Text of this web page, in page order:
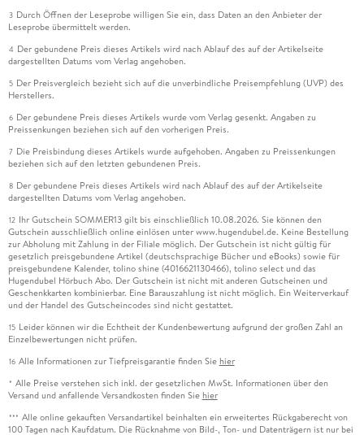
3 Durch Öffnen der Leseprobe willigen Sie ein, dass Daten an den Anbieter der
Leseprobe übermittelt werden.
4 Der gebundene Preis dieses Artikels wird nach Ablauf des auf der Artikelseite
dargestellten Datums vom Verlag angehoben.
5 Der Preisvergleich bezieht sich auf die unverbindliche Preisempfehlung (UVP) des
Herstellers.
6 Der gebundene Preis dieses Artikels wurde vom Verlag gesenkt. Angaben zu
Preissenkungen beziehen sich auf den vorherigen Preis.
7 Die Preisbindung dieses Artikels wurde aufgehoben. Angaben zu Preissenkungen
beziehen sich auf den letzten gebundenen Preis.
8 Der gebundene Preis dieses Artikels wird nach Ablauf des auf der Artikelseite
dargestellten Datums vom Verlag angehoben.
12 Ihr Gutschein SOMMER13 gilt bis einschließlich 10.08.2026. Sie können den
Gutschein ausschließlich online einlösen unter www.hugendubel.de. Keine Bestellung
zur Abholung mit Zahlung in der Filiale möglich. Der Gutschein ist nicht gültig für
gesetzlich preisgebundene Artikel (deutschsprachige Bücher und eBooks) sowie für
preisgebundene Kalender, tolino shine (4016621130466), tolino select und das
Hugendubel Hörbuch Abo. Der Gutschein ist nicht mit anderen Gutscheinen und
Geschenkkarten kombinierbar. Eine Barauszahlung ist nicht möglich. Ein Weiterverkauf
und der Handel des Gutscheincodes sind nicht gestattet.
15 Leider können wir die Echtheit der Kundenbewertung aufgrund der großen Zahl an
Einzelbewertungen nicht prüfen.
16 Alle Informationen zur Tiefpreisgarantie finden Sie hier
* Alle Preise verstehen sich inkl. der gesetzlichen MwSt. Informationen über den
Versand und anfallende Versandkosten finden Sie hier
*** Alle online gekauften Versandartikel beinhalten ein erweitertes Rückgaberecht von
100 Tagen nach Kaufdatum. Die Rücknahme von Bild-, Ton- und Datenträgern ist nur bei